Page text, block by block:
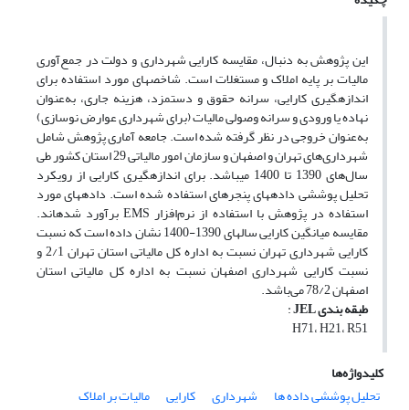
این پژوهش به دنبال، مقایسه کارایی شهرداری و دولت در جمع‌آوری
مالیات بر پایه املاک و مستغلات است. شاخصهای مورد استفاده برای
اندازهگیری کارایی، سرانه حقوق و دستمزد، هزینه جاری، به‌عنوان
نهاده یا ورودی و سرانه وصولی مالیات (برای شهرداری عوارض نوسازی)
به‌عنوان خروجی در نظر گرفته شده است. جامعه آماری پژوهش شامل
شهرداری‌های تهران و اصفهان و سازمان امور مالیاتی 29 استان کشور طی
سال‌های 1390 تا 1400 میباشد. برای اندازهگیری کارایی از رویکرد
تحلیل پوششی دادههای پنجرهای استفاده شده است. دادههای مورد
استفاده در پژوهش با استفاده از نرم‌افزار EMS برآورد شدهاند.
مقایسه میانگین کارایی سالهای 1390-1400 نشان داده است که نسبت
کارایی شهرداری تهران نسبت به اداره کل مالیاتی استان تهران 2/1 و
نسبت کارایی شهرداری اصفهان نسبت به اداره کل مالیاتی استان
اصفهان 78/2 می‌باشد.
طبقهبندیJEL
:
H71، H21، R51
کلیدواژه‌ها
تحلیل پوششی داده ها
شهرداری کارایی
مالیات بر املاک